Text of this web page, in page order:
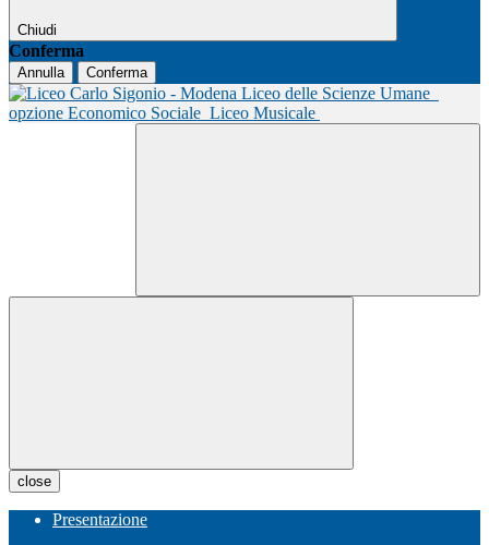
Chiudi
Conferma
Annulla Conferma
Liceo delle Scienze Umane
opzione Economico Sociale Liceo Musicale
close
Presentazione